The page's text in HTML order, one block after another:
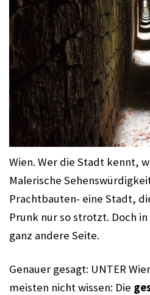
Wien. Wer die Stadt kennt,
Malerische
Prachtbauten- eine Stadt,
Prunk nur so strotzt. Doch
ganz andere Seite.
Genauer gesagt: UNTER
meisten nicht wissen: Die